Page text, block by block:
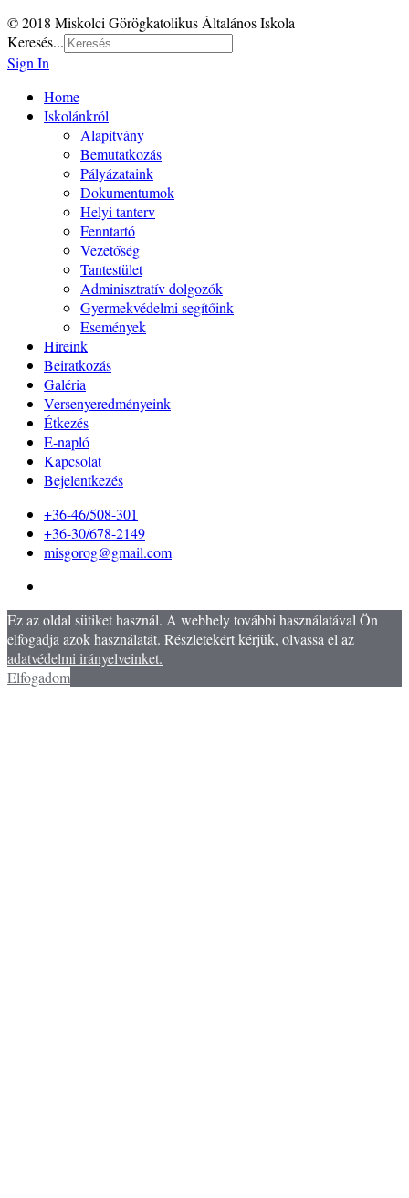
© 2018 Miskolci Görögkatolikus Általános Iskola
Keresés...
Sign In
Home
Iskolánkról
Alapítvány
Bemutatkozás
Pályázataink
Dokumentumok
Helyi tanterv
Fenntartó
Vezetőség
Tantestület
Adminisztratív dolgozók
Gyermekvédelmi segítőink
Események
Híreink
Beiratkozás
Galéria
Versenyeredményeink
Étkezés
E-napló
Kapcsolat
Bejelentkezés
+36-46/508-301
+36-30/678-2149
misgorog@gmail.com
Ez az oldal sütiket használ. A webhely további használatával Ön
elfogadja azok használatát. Részletekért kérjük, olvassa el az
adatvédelmi irányelveinket.
Elfogadom